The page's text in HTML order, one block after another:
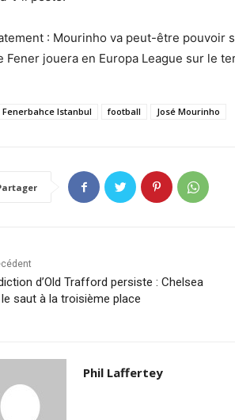
: Mourinho va peut-être pouvoir
Fener jouera en Europa League sur le
Fenerbahce Istanbul football José Mourinho
d’Old Trafford persiste : Chelsea
saut à la troisième place
Phil Laffertey